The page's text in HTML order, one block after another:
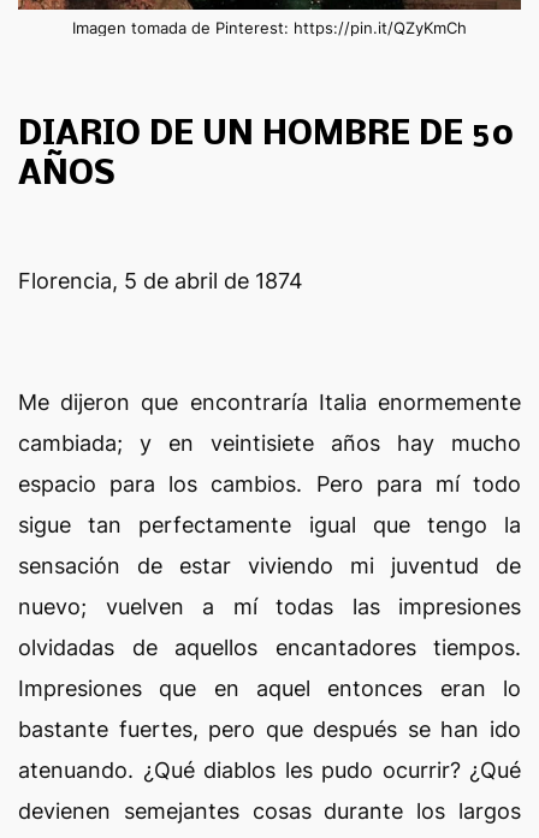
Imagen tomada de Pinterest: https://pin.it/QZyKmCh
DIARIO DE UN HOMBRE DE 50
AÑOS
Florencia, 5 de abril de 1874
Me dijeron que encontraría Italia enormemente
cambiada; y en veintisiete años hay mucho
espacio para los cambios. Pero para mí todo
sigue tan perfectamente igual que tengo la
sensación de estar viviendo mi juventud de
nuevo; vuelven a mí todas las impresiones
olvidadas de aquellos encantadores tiempos.
Impresiones que en aquel entonces eran lo
bastante fuertes, pero que después se han ido
atenuando. ¿Qué diablos les pudo ocurrir? ¿Qué
devienen semejantes cosas durante los largos